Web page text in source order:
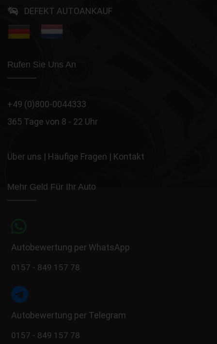
DEFEKT AUTOANKAUF
Rufen Sie Uns An
+49 (0)800-0044333
365 Tage von 8 - 22 Uhr
Über uns | Häufige Fragen | Kontakt
Mehr Geld Für Ihr Auto
Autobewertung per WhatsApp
0157 - 849 157 78
Autobewertung per Telegram
0157 - 849 157 78